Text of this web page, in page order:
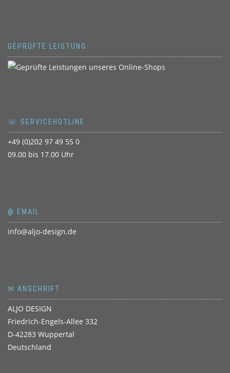
GEPRÜFTE LEISTUNG
☏ SERVICEHOTLINE
+49 (0)202 97 49 55 0
09.00 bis 17.00 Uhr
@ EMAIL
info@aljo-design.de
✉ ANSCHRIFT
ALJO DESIGN
Friedrich-Engels-Allee 332
D-42283 Wuppertal
Deutschland